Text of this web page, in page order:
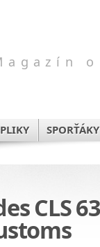
SPORŤÁKY
CLS